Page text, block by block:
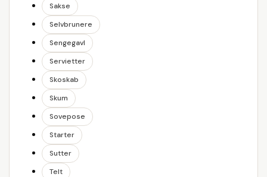
Sakse
Selvbrunere
Sengegavl
Servietter
Skoskab
Skum
Sovepose
Starter
Sutter
Telt